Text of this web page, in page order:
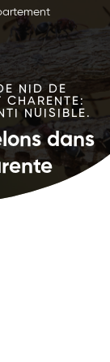
NID DE
CHARENTE:
NUISIBLE.
dans